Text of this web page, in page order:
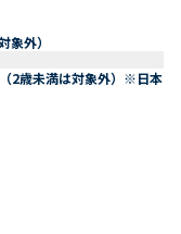
外）
2歳未満は対象外）※日本